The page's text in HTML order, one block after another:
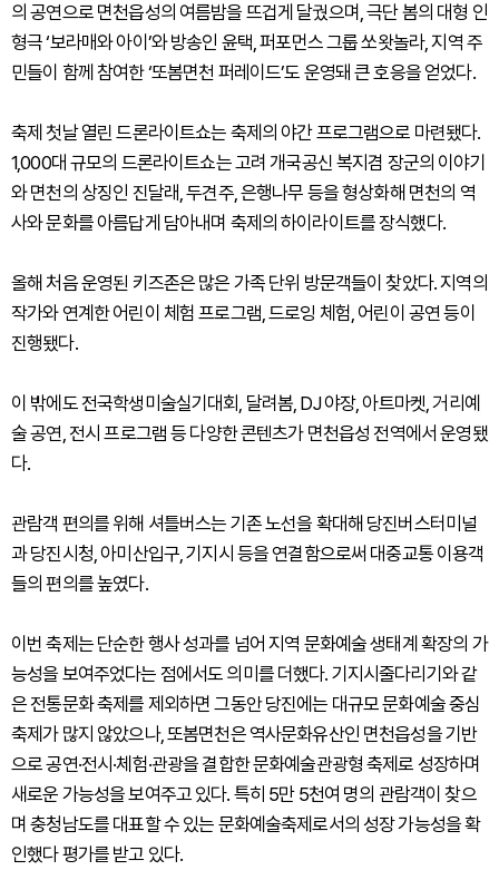
의 공연으로 면천읍성의 여름밤을 뜨겁게 달궜으며, 극단 봄의 대형 인
형극 ‘보라매와 아이’와 방송인 윤택, 퍼포먼스 그룹 쏘왓놀라, 지역 주
민들이 함께 참여한 ‘또봄면천 퍼레이드’도 운영돼 큰 호응을 얻었다.
축제 첫날 열린 드론라이트쇼는 축제의 야간 프로그램으로 마련됐다.
1,000대 규모의 드론라이트쇼는 고려 개국공신 복지겸 장군의 이야기
와 면천의 상징인 진달래, 두견주, 은행나무 등을 형상화해 면천의 역
사와 문화를 아름답게 담아내며 축제의 하이라이트를 장식했다.
올해 처음 운영된 키즈존은 많은 가족 단위 방문객들이 찾았다. 지역의
작가와 연계한 어린이 체험 프로그램, 드로잉 체험, 어린이 공연 등이
진행됐다.
이 밖에도 전국학생미술실기대회, 달려봄, DJ 야장, 아트마켓, 거리예
술 공연, 전시 프로그램 등 다양한 콘텐츠가 면천읍성 전역에서 운영됐
다.
관람객 편의를 위해 셔틀버스는 기존 노선을 확대해 당진버스터미널
과 당진시청, 아미산입구, 기지시 등을 연결함으로써 대중교통 이용객
들의 편의를 높였다.
이번 축제는 단순한 행사 성과를 넘어 지역 문화예술 생태계 확장의 가
능성을 보여주었다는 점에서도 의미를 더했다. 기지시줄다리기와 같
은 전통문화 축제를 제외하면 그동안 당진에는 대규모 문화예술 중심
축제가 많지 않았으나, 또봄면천은 역사문화유산인 면천읍성을 기반
으로 공연·전시·체험·관광을 결합한 문화예술관광형 축제로 성장하며
새로운 가능성을 보여주고 있다. 특히 5만 5천여 명의 관람객이 찾으
며 충청남도를 대표할 수 있는 문화예술축제로서의 성장 가능성을 확
인했다 평가를 받고 있다.